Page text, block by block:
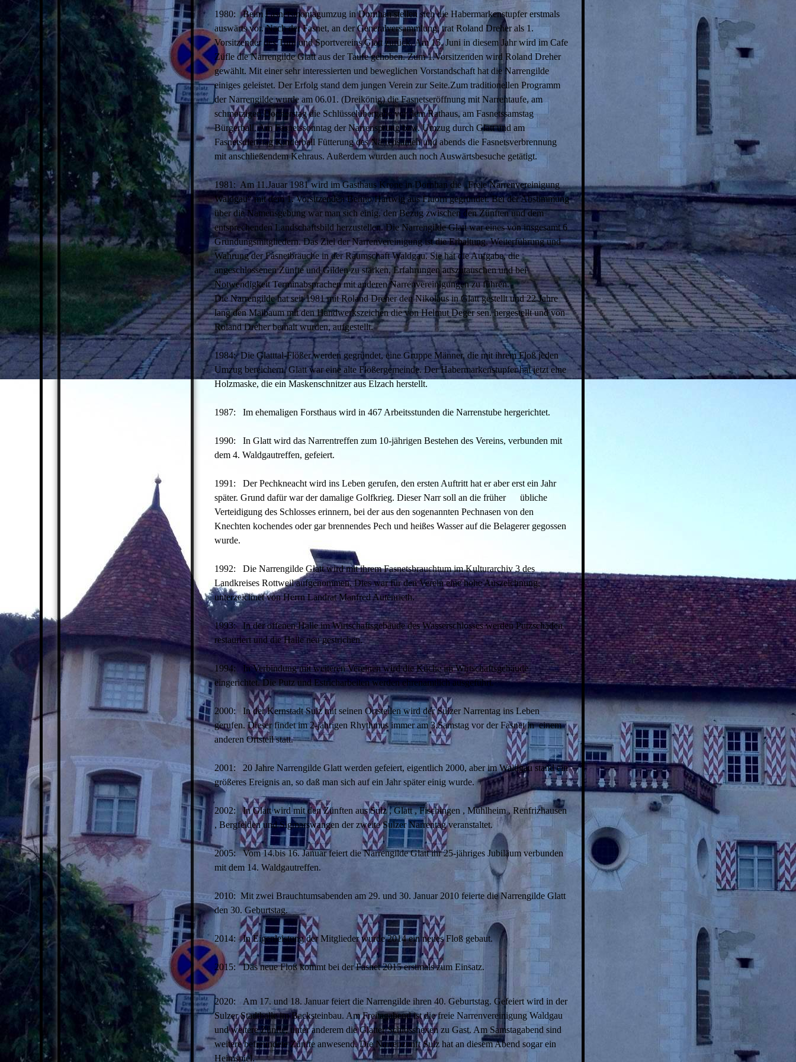
1980: Beim Fasnetsmontagumzug in Dornhan stellen sich die Habermarkenstupfer erstmals
auswärts vor. Nach der Fasnet, an der Generalversammlung, trat Roland Dreher als 1.
Vorsitzender des Turn und Sportvereins Glatt zurück. Am 15. Juni in diesem Jahr wird im Cafe
Züfle die Narrengilde Glatt aus der Taufe gehoben. Zum 1.Vorsitzenden wird Roland Dreher
gewählt. Mit einer sehr interessierten und beweglichen Vorstandschaft hat die Narrengilde
einiges geleistet. Der Erfolg stand dem jungen Verein zur Seite.Zum traditionellen Programm
der Narrengilde wurde am 06.01. (Dreikönig) die Fasnetseröffnung mit Narrentaufe, am
schmotzigen Donnerstag die Schlüsselübergabe vor dem Rathaus, am Fasnetssamstag
Bürgerball. Am Fasnetssonntag der Narrensprung bzw. Umzug durch Glatt und am
Fasnetsdienstag Kinderball Fütterung des Narrensamen und abends die Fasnetsverbrennung
mit anschließendem Kehraus. Außerdem wurden auch noch Auswärtsbesuche getätigt.
1981: Am 11.Jauar 1981 wird im Gasthaus Krone in Dornhan die „Freie Narrenvereinigung
Waldgau“ mit dem 1. Vorsitzenden Benno Hartwig aus Fluorn gegründet. Bei der Abstimmung
über die Namensgebung war man sich einig, den Bezug zwischen den Zünften und dem
entsprechenden Landschaftsbild herzustellen. Die Narrengilde Glatt war eines von insgesamt 6
Gründungsmitgliedern. Das Ziel der Narrenvereinigung ist die Erhaltung, Weiterführung und
Wahrung der Fasnetbräuche in der Raumschaft Waldgau. Sie hat die Aufgabe, die
angeschlossenen Zünfte und Gilden zu stärken, Erfahrungen auszutauschen und bei
Notwendigkeit Terminabsprachen mit anderen Narrenvereinigungen zu führen.
Die Narrengilde hat seit 1981 mit Roland Dreher den Nikolaus in Glatt gestellt und 22 Jahre
lang den Maibaum mit den Handwerkszeichen die von Helmut Deger sen. hergestellt und von
Roland Dreher bemalt wurden, aufgestellt.
1984: Die Glatttal-Flößer werden gegründet, eine Gruppe Männer, die mit ihrem Floß jeden
Umzug bereichern. Glatt war eine alte Flößergemeinde. Der Habermarkenstupfer hat jetzt eine
Holzmaske, die ein Maskenschnitzer aus Elzach herstellt.
1987: Im ehemaligen Forsthaus wird in 467 Arbeitsstunden die Narrenstube hergerichtet.
1990: In Glatt wird das Narrentreffen zum 10-jährigen Bestehen des Vereins, verbunden mit
dem 4. Waldgautreffen, gefeiert.
1991: Der Pechkneacht wird ins Leben gerufen, den ersten Auftritt hat er aber erst ein Jahr
später. Grund dafür war der damalige Golfkrieg. Dieser Narr soll an die früher übliche
Verteidigung des Schlosses erinnern, bei der aus den sogenannten Pechnasen von den
Knechten kochendes oder gar brennendes Pech und heißes Wasser auf die Belagerer gegossen
wurde.
1992: Die Narrengilde Glatt wird mit ihrem Fasnetsbrauchtum im Kulturarchiv 3 des
Landkreises Rottweil aufgenommen. Dies war für den Verein eine hohe Auszeichnung,
unterzeichnet von Herrn Landrat Manfred Autenrieth.
1993: In der offenen Halle im Wirtschaftsgebäude des Wasserschlosses werden Putzschäden
restauriert und die Halle neu gestrichen.
1994: In Verbindung mit weiteren Vereinen wird die Küche im Wirtschaftsgebäude
eingerichtet. Die Putz und Estricharbeiten werden ehrenamtlich ausgeführt.
2000: In der Kernstadt Sulz mit seinen Ortsteilen wird der Sulzer Narrentag ins Leben
gerufen. Dieser findet im 2-jährigen Rhythmus immer am 3.Samstag vor der Fasnet in einem
anderen Ortsteil statt.
2001: 20 Jahre Narrengilde Glatt werden gefeiert, eigentlich 2000, aber im Waldgau stand ein
größeres Ereignis an, so daß man sich auf ein Jahr später einig wurde.
2002: In Glatt wird mit den Zünften aus Sulz , Glatt , Fischingen , Mühlheim , Renfrizhausen
, Bergfelden und Sigmarswangen der zweite Sulzer Narrentag veranstaltet.
2005: Vom 14.bis 16. Januar feiert die Narrengilde Glatt ihr 25-jähriges Jubiläum verbunden
mit dem 14. Waldgautreffen.
2010: Mit zwei Brauchtumsabenden am 29. und 30. Januar 2010 feierte die Narrengilde Glatt
den 30. Geburtstag.
2014: In Eigenleistung der Mitglieder wurde 2014 ein neues Floß gebaut.
2015: Das neue Floß kommt bei der Fasnet 2015 erstmals zum Einsatz.
2020: Am 17. und 18. Januar feiert die Narrengilde ihren 40. Geburtstag. Gefeiert wird in der
Sulzer Stadthalle im Backsteinbau. Am Freitagabend ist die freie Narrenvereinigung Waldgau
und weitere Zünfte, unter anderem die Glatter Schlosshexen zu Gast. Am Samstagabend sind
weitere befreundete Zünfte anwesend. Die Narrenzunft Sulz hat an diesem Abend sogar ein
Heimspiel.